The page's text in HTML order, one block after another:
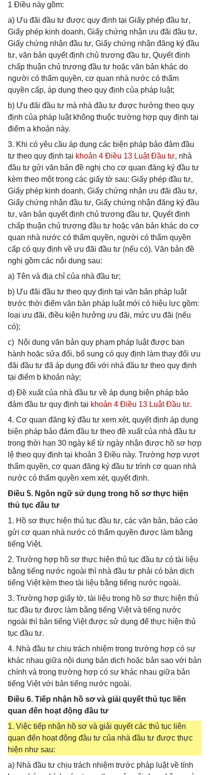
1 Điều này gồm:
a) Ưu đãi đầu tư được quy định tại Giấy phép đầu tư,
Giấy phép kinh doanh, Giấy chứng nhận ưu đãi đầu tư,
Giấy chứng nhận đầu tư, Giấy chứng nhận đăng ký đầu
tư, văn bản quyết định chủ trương đầu tư, Quyết định
chấp thuận chủ trương đầu tư hoặc văn bản khác do
người có thẩm quyền, cơ quan nhà nước có thẩm
quyền cấp, áp dụng theo quy định của pháp luật;
b) Ưu đãi đầu tư mà nhà đầu tư được hưởng theo quy
định của pháp luật không thuộc trường hợp quy định tại
điểm a khoản này.
3. Khi có yêu cầu áp dụng các biện pháp bảo đảm đầu
tư theo quy định tại khoản 4 Điều 13 Luật Đầu tư, nhà
đầu tư gửi văn bản đề nghị cho cơ quan đăng ký đầu tư
kèm theo một trong các giấy tờ sau: Giấy phép đầu tư,
Giấy phép kinh doanh, Giấy chứng nhận ưu đãi đầu tư,
Giấy chứng nhận đầu tư, Giấy chứng nhận đăng ký đầu
tư, văn bản quyết định chủ trương đầu tư, Quyết định
chấp thuận chủ trương đầu tư hoặc văn bản khác do cơ
quan nhà nước có thẩm quyền, người có thẩm quyền
cấp có quy định về ưu đãi đầu tư (nếu có). Văn bản đề
nghị gồm các nội dung sau:
a) Tên và địa chỉ của nhà đầu tư;
b) Ưu đãi đầu tư theo quy định tại văn bản pháp luật
trước thời điểm văn bản pháp luật mới có hiệu lực gồm:
loại ưu đãi, điều kiện hưởng ưu đãi, mức ưu đãi (nếu
có);
c) Nội dung văn bản quy phạm pháp luật được ban
hành hoặc sửa đổi, bổ sung có quy định làm thay đổi ưu
đãi đầu tư đã áp dụng đối với nhà đầu tư theo quy định
tại điểm b khoản này;
d) Đề xuất của nhà đầu tư về áp dụng biện pháp bảo
đảm đầu tư quy định tại khoản 4 Điều 13 Luật Đầu tư.
4. Cơ quan đăng ký đầu tư xem xét, quyết định áp dụng
biện pháp bảo đảm đầu tư theo đề xuất của nhà đầu tư
trong thời hạn 30 ngày kể từ ngày nhận được hồ sơ hợp
lệ theo quy định tại khoản 3 Điều này. Trường hợp vượt
thẩm quyền, cơ quan đăng ký đầu tư trình cơ quan nhà
nước có thẩm quyền xem xét, quyết định.
Điều 5. Ngôn ngữ sử dụng trong hồ sơ thực hiện
thủ tục đầu tư
1. Hồ sơ thực hiện thủ tục đầu tư, các văn bản, báo cáo
gửi cơ quan nhà nước có thẩm quyền được làm bằng
tiếng Việt.
2. Trường hợp hồ sơ thực hiện thủ tục đầu tư có tài liệu
bằng tiếng nước ngoài thì nhà đầu tư phải có bản dịch
tiếng Việt kèm theo tài liệu bằng tiếng nước ngoài.
3. Trường hợp giấy tờ, tài liệu trong hồ sơ thực hiện thủ
tục đầu tư được làm bằng tiếng Việt và tiếng nước
ngoài thì bản tiếng Việt được sử dụng để thực hiện thủ
tục đầu tư.
4. Nhà đầu tư chịu trách nhiệm trong trường hợp có sự
khác nhau giữa nội dung bản dịch hoặc bản sao với bản
chính và trong trường hợp có sự khác nhau giữa bản
tiếng Việt với bản tiếng nước ngoài.
Điều 6. Tiếp nhận hồ sơ và giải quyết thủ tục liên
quan đến hoạt động đầu tư
1. Việc tiếp nhận hồ sơ và giải quyết các thủ tục liên
quan đến hoạt động đầu tư của nhà đầu tư được thực
hiện như sau:
a) Nhà đầu tư chịu trách nhiệm trước pháp luật về tính